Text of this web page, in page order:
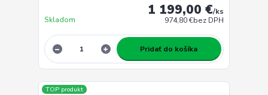
1 199,00 €/ks
974,80 €bez DPH
Skladom
Pridať do košíka
TOP produkt